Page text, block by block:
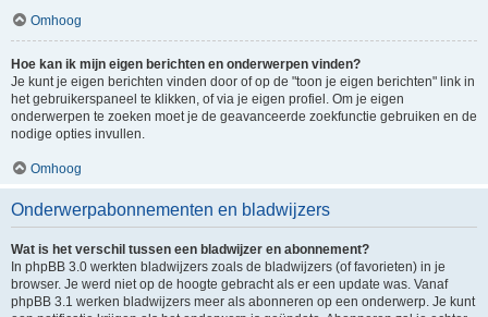
Omhoog
Hoe kan ik mijn eigen berichten en onderwerpen vinden?
Je kunt je eigen berichten vinden door of op de "toon je eigen berichten" link in
het gebruikerspaneel te klikken, of via je eigen profiel. Om je eigen
onderwerpen te zoeken moet je de geavanceerde zoekfunctie gebruiken en de
nodige opties invullen.
Omhoog
Onderwerpabonnementen en bladwijzers
Wat is het verschil tussen een bladwijzer en abonnement?
In phpBB 3.0 werkten bladwijzers zoals de bladwijzers (of favorieten) in je
browser. Je werd niet op de hoogte gebracht als er een update was. Vanaf
phpBB 3.1 werken bladwijzers meer als abonneren op een onderwerp. Je kunt